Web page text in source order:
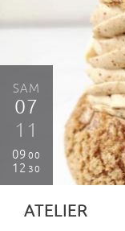
SAM
07
11
09 00
12 30
ATELIER